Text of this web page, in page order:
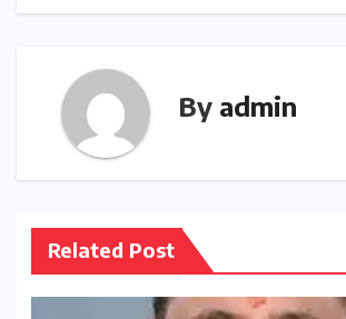
By admin
Related Post